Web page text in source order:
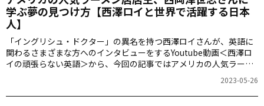
学ぶ夢の見つけ方【西澤ロイと世界で活躍する日本
人】
「イングリシュ・ドクター」の異名を持つ西澤ロイさんが、英語に
関わるさまざまな方へのインタビューをするYoutube動画＜西澤ロ
イの頑張らない英語＞から、今回の記事ではアメリカの人気ラーメ
2023-05-26